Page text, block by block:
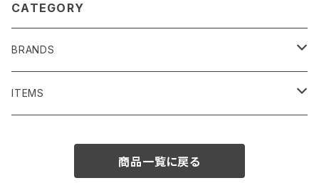
CATEGORY
BRANDS
SENTI FLATTER THE SENSES
ACCESSORIES
ITEMS
ACCESSORIES
商品一覧に戻る